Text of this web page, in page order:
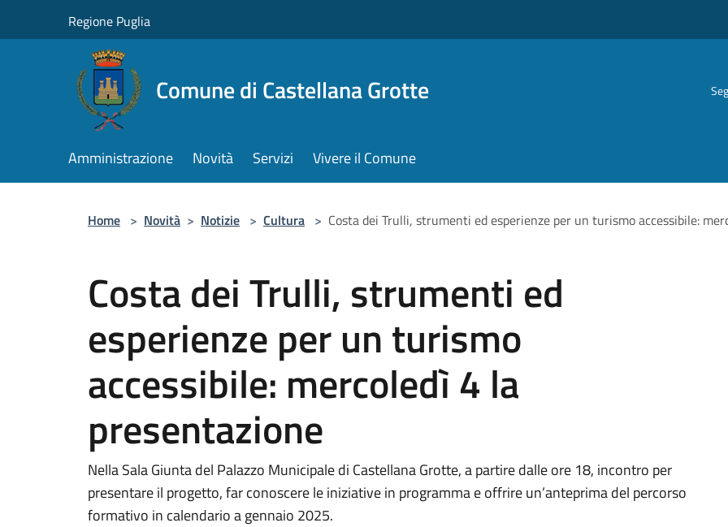
Regione Puglia
Comune di Castellana Grotte
Amministrazione Novità Servizi Vivere il Comune
Home > Novità > Notizie > Cultura > Costa dei Trulli, strumenti ed esperienze per un turismo accessibile:
Costa dei Trulli, strumenti ed
esperienze per un turismo
accessibile: mercoledì 4 la
presentazione
Nella Sala Giunta del Palazzo Municipale di Castellana Grotte, a partire dalle ore 18, incontro per
presentare il progetto, far conoscere le iniziative in programma e offrire un’anteprima del percorso
formativo in calendario a gennaio 2025.